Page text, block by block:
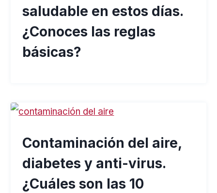
saludable en estos días.
¿Conoces las reglas
básicas?
Contaminación del aire,
diabetes y anti-virus.
¿Cuáles son las 10